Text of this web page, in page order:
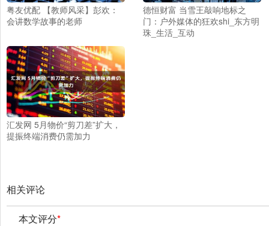
粤友优配 【教师风采】彭欢：
会讲数学故事的老师
德恒财富 当雪王敲响地标之
门：户外媒体的狂欢shi_东方明
珠_生活_互动
汇发网 5月物价“剪刀差”扩大，
提振终端消费仍需加力
相关评论
本文评分*